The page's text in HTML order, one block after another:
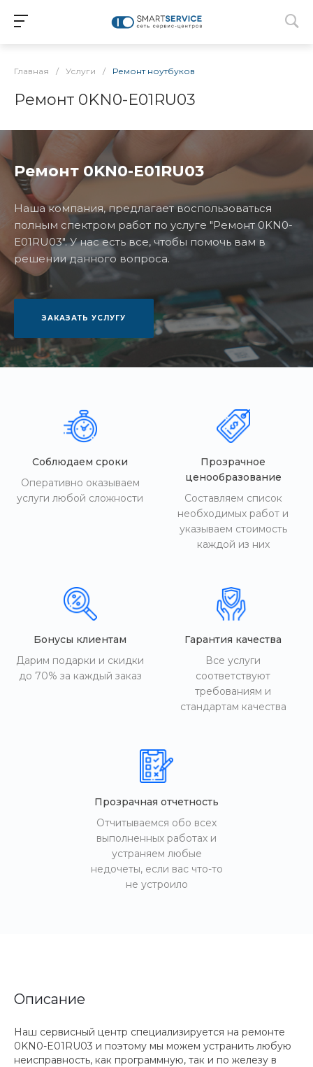
Главная / Услуги / Ремонт ноутбуков
Ремонт 0KN0-E01RU03
Ремонт 0KN0-E01RU03
Наша компания, предлагает воспользоваться
полным спектром работ по услуге "Ремонт 0KN0-
E01RU03". У нас есть все, чтобы помочь вам в
решении данного вопроса.
ЗАКАЗАТЬ УСЛУГУ
Соблюдаем сроки
Оперативно оказываем
услуги любой сложности
Прозрачное
ценообразование
Составляем список
необходимых работ и
указываем стоимость
каждой из них
Бонусы клиентам
Дарим подарки и скидки
до 70% за каждый заказ
Гарантия качества
Все услуги
соответствуют
требованиям и
стандартам качества
Прозрачная отчетность
Отчитываемся обо всех
выполненных работах и
устраняем любые
недочеты, если вас что-то
не устроило
Описание
Наш сервисный центр специализируется на ремонте
0KN0-E01RU03 и поэтому мы можем устранить любую
неисправность, как программную, так и по железу в